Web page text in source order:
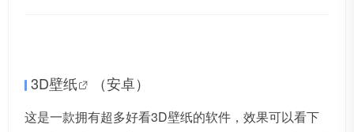
3D壁纸 （安卓）
这是一款拥有超多好看3D壁纸的软件，效果可以看下